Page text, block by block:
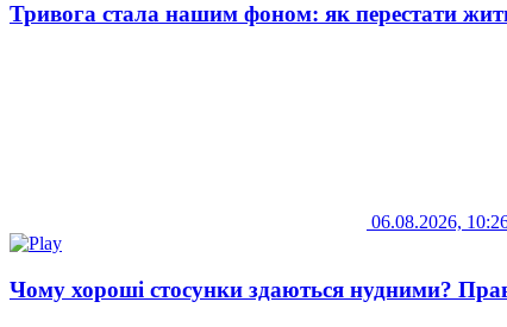
Тривога стала нашим фоном: як перестати
06.08.2026,
Чому хороші стосунки здаються нудними?